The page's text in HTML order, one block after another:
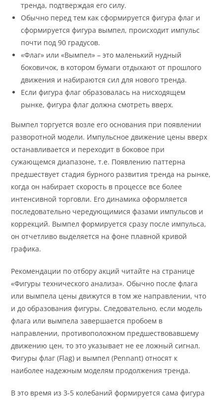
тренда, подтверждая его силу.
Обычно перед тем как сформируется фигура флаг и
сформируется фигура вымпел, происходит импульс
почти под 90 градусов.
«Флаг» или «Вымпел» – это маленький нудный
боковичок, в котором бумаги отдыхают от прошлого
движения и набираются сил для нового тренда.
Если фигура флаг образовалась на нисходящем
рынке, фигура флаг должна смотреть вверх.
Вымпел торгуется возле его основания при появлении
разворотной модели. Импульсное движение цены вверх
останавливается и переходит в боковое при
сужающемся диапазоне, т.е. Появлению паттерна
предшествует стадия бурного развития тренда на рынке,
когда он набирает скорость в процессе все более
интенсивной торговли. Его динамика оформляется
последовательно чередующимися фазами импульсов и
коррекций. Вымпел формируется сразу после импульса,
он отчетливо выделяется на фоне плавной кривой
графика.
Рекомендации по отбору акций читайте на странице
«Фигуры технического анализа». Обычно после флага
или вымпела цены движутся в том же направлении, что
и до образования фигуры. Следовательно, если модель
флага или вымпела завершается пробоем в
направлении, противоположном предшествовавшему
движению цен, то это указывает не ее ложный сигнал.
Фигуры флаг (Flag) и вымпел (Pennant) относят к
наиболее надежным моделям продолжения тренда.
В это время из 3-5 колебаний формируется сама фигура